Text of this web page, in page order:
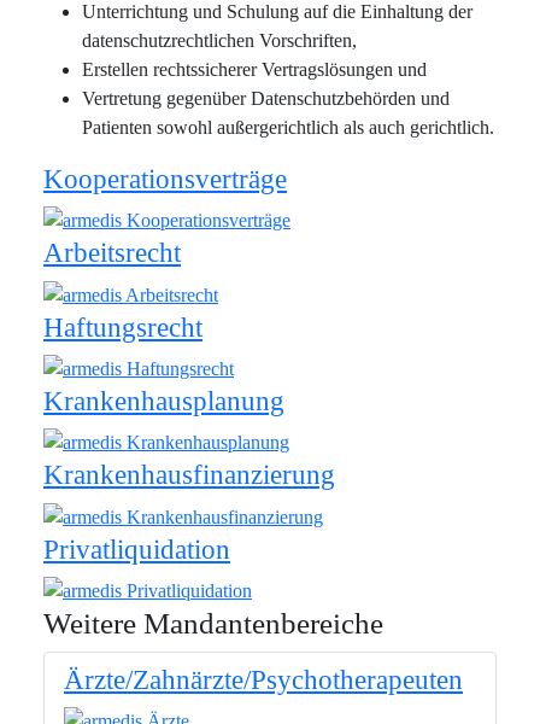
Unterrichtung und Schulung auf die Einhaltung der
datenschutzrechtlichen Vorschriften,
Erstellen rechtssicherer Vertragslösungen und
Vertretung gegenüber Datenschutzbehörden und
Patienten sowohl außergerichtlich als auch gerichtlich.
Kooperationsverträge
Arbeitsrecht
Haftungsrecht
Krankenhausplanung
Krankenhausfinanzierung
Privatliquidation
Weitere Mandantenbereiche
Ärzte/Zahnärzte/Psychotherapeuten